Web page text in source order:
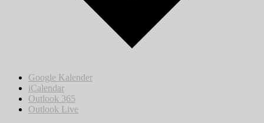
Google Kalender
iCalendar
Outlook 365
Outlook Live